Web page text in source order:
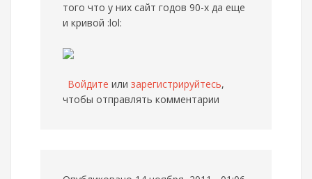
того что у них сайт годов 90-х да еще
и кривой :lol:
Войдите или зарегистрируйтесь,
чтобы отправлять комментарии